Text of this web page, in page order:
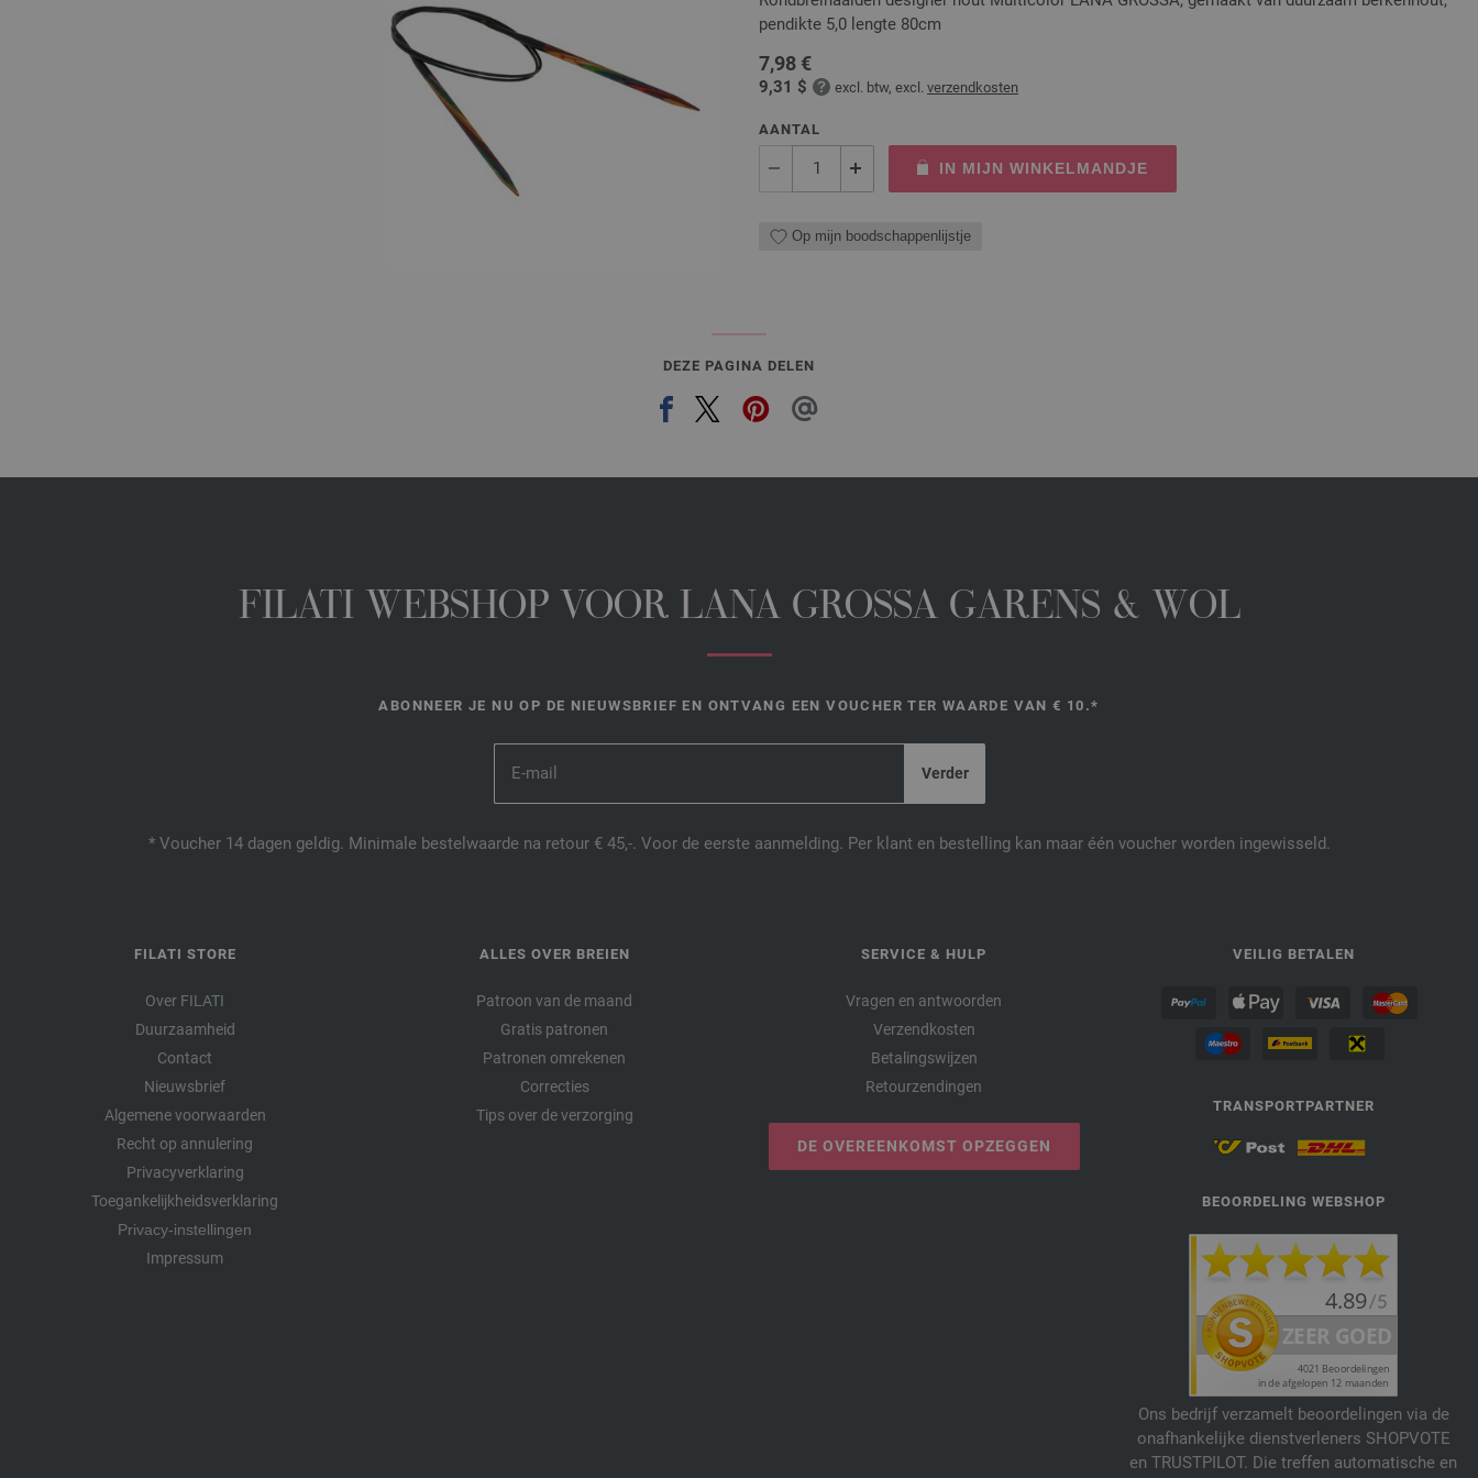
pendikte 5,0 lengte 80cm
7,98 €
9,31 $ excl. btw, excl. verzendkosten
AANTAL
IN MIJN WINKELMANDJE
Op mijn boodschappenlijstje
DEZE PAGINA DELEN
FILATI WEBSHOP VOOR LANA GROSSA GARENS & WOL
ABONNEER JE NU OP DE NIEUWSBRIEF EN ONTVANG EEN VOUCHER TER WAARDE VAN € 10.*
* Voucher 14 dagen geldig. Minimale bestelwaarde na retour € 45,-. Voor de eerste aanmelding. Per klant en bestelling kan maar één voucher worden ingewisseld.
FILATI STORE
Over FILATI
Duurzaamheid
Contact
Nieuwsbrief
Algemene voorwaarden
Recht op annulering
Privacyverklaring
Toegankelijkheidsverklaring
Privacy-instellingen
Impressum
ALLES OVER BREIEN
Patroon van de maand
Gratis patronen
Patronen omrekenen
Correcties
Tips over de verzorging
SERVICE & HULP
Vragen en antwoorden
Verzendkosten
Betalingswijzen
Retourzendingen
DE OVEREENKOMST OPZEGGEN
VEILIG BETALEN
TRANSPORTPARTNER
BEOORDELING WEBSHOP
Ons bedrijf verzamelt beoordelingen via de
onafhankelijke dienstverleners SHOPVOTE
en TRUSTPILOT. Die treffen automatische en